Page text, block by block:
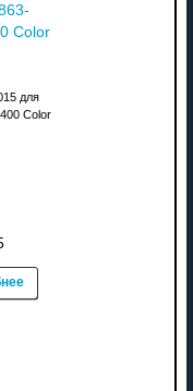
Color
для
Color